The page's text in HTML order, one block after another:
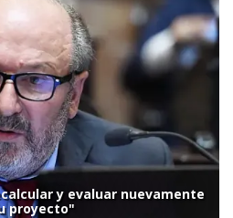
y evaluar nuevamente
proyecto"